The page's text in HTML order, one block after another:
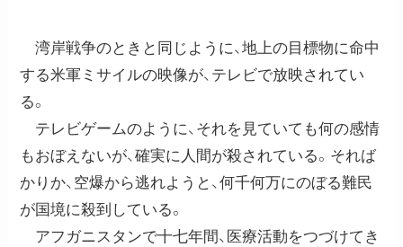
湾岸戦争のときと同じように、地上の目標物に命中
する米軍ミサイルの映像が、テレビで放映されてい
る。
テレビゲームのように、それを見ていても何の感情
もおぼえないが、確実に人間が殺されている。それば
かりか、空爆から逃れようと、何千何万にのぼる難民
が国境に殺到している。
アフガニスタンで十七年間、医療活動をつづけてき